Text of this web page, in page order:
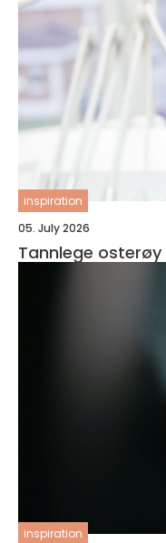
inspiration
05. July 2026
inspiration